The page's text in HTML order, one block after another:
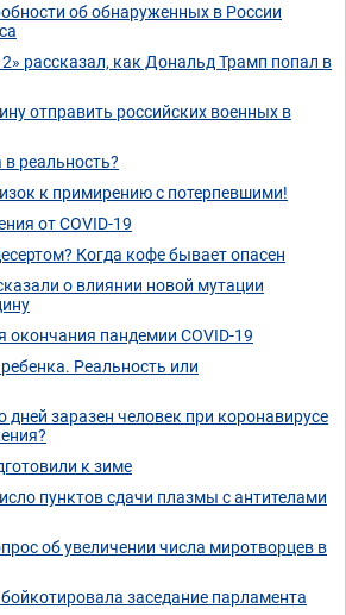
об обнаруженных в России
рассказал, как Дональд Трамп попал в
отправить российских военных в
реальность?
к примирению с потерпевшими!
от COVID-19
Когда кофе бывает опасен
о влиянии новой мутации
окончания пандемии COVID-19
Реальность или
дней заразен человек при коронавирусе
к зиме
пунктов сдачи плазмы с антителами
об увеличении числа миротворцев в
заседание парламента